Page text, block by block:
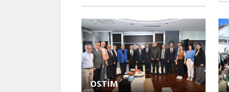
OSTİM